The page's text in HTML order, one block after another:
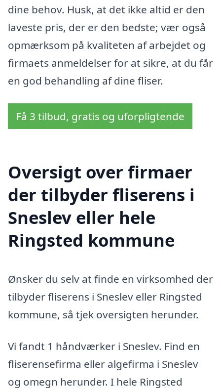
dine behov. Husk, at det ikke altid er den
laveste pris, der er den bedste; vær også
opmærksom på kvaliteten af arbejdet og
firmaets anmeldelser for at sikre, at du får
en god behandling af dine fliser.
Få 3 tilbud, gratis og uforpligtende
Oversigt over firmaer
der tilbyder fliserens i
Sneslev eller hele
Ringsted kommune
Ønsker du selv at finde en virksomhed der
tilbyder fliserens i Sneslev eller Ringsted
kommune, så tjek oversigten herunder.
Vi fandt 1 håndværker i Sneslev. Find en
fliserensefirma eller algefirma i Sneslev
og omegn herunder. I hele Ringsted